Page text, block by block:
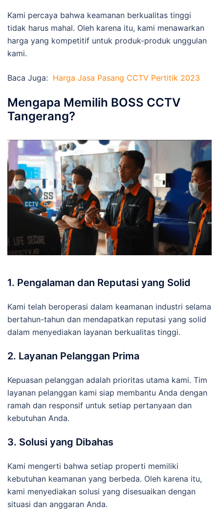
Kami percaya bahwa keamanan berkualitas tinggi
tidak harus mahal. Oleh karena itu, kami menawarkan
harga yang kompetitif untuk produk-produk unggulan
kami.
Baca Juga: Harga Jasa Pasang CCTV Pertitik 2023
Mengapa Memilih BOSS CCTV
Tangerang?
1. Pengalaman dan Reputasi yang Solid
Kami telah beroperasi dalam keamanan industri selama
bertahun-tahun dan mendapatkan reputasi yang solid
dalam menyediakan layanan berkualitas tinggi.
2. Layanan Pelanggan Prima
Kepuasan pelanggan adalah prioritas utama kami. Tim
layanan pelanggan kami siap membantu Anda dengan
ramah dan responsif untuk setiap pertanyaan dan
kebutuhan Anda.
3. Solusi yang Dibahas
Kami mengerti bahwa setiap properti memiliki
kebutuhan keamanan yang berbeda. Oleh karena itu,
kami menyediakan solusi yang disesuaikan dengan
situasi dan anggaran Anda.